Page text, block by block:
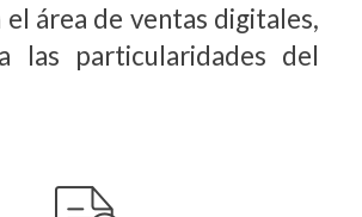
el área de ventas digitales,
las particularidades del